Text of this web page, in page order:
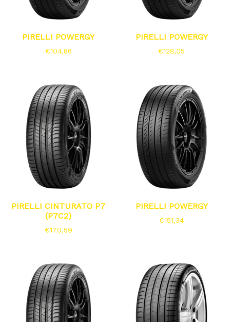
PIRELLI POWERGY
€104,86
PIRELLI POWERGY
€128,05
PIRELLI CINTURATO P7
(P7C2)
€170,59
PIRELLI POWERGY
€151,34